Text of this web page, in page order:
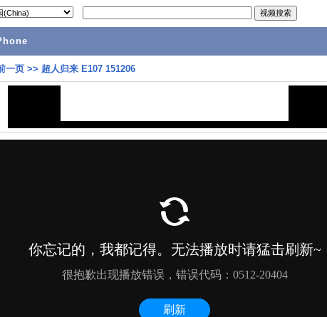
一页 >> 超人归来 E107 151206